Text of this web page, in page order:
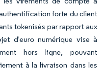
forte du client
tokenisés par rapport aux
d'euro numérique vise à
hors ligne, pouvant
à la livraison dans les